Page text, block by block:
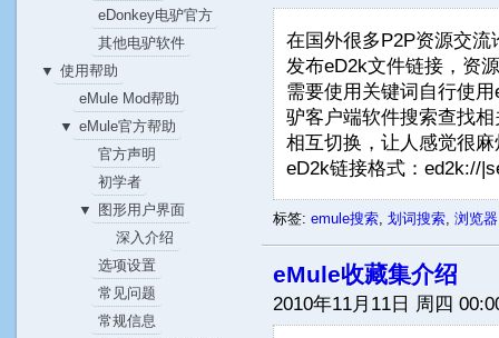
在国外很多P2P资源交
发布eD2k文件链接，资
需要使用关键词自行使
驴客户端软件搜索查找
相互切换，让人感觉很
eD2k链接格式：ed2k://
标签:emule搜索,划词搜索,浏览器
eMule收藏集介绍
2010年11月11日 周四
eDonkey电驴官方
其他电驴软件
▼ 使用帮助
eMule Mod帮助
▼ eMule官方帮助
官方声明
初学者
▼
图形用户界面
深入介绍
选项设置
常见问题
常规信息